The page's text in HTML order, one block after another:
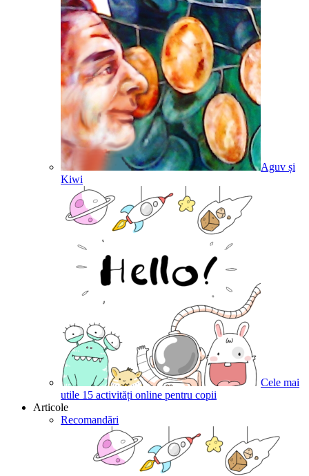
Aguv și
Kiwi
Cele mai
utile 15 activități online pentru copii
Articole
Recomandări